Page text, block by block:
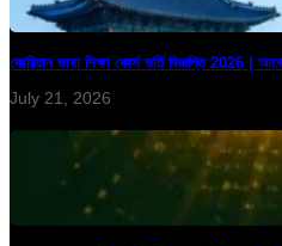
কোরিয়ান ভাষা শিক্ষা কোর্স ভর্তি বিজ্ঞপ্তি 2026
July 21, 2026